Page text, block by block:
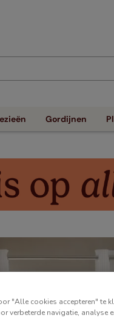
Gordijnen
"Alle cookies accepteren" te
verbeterde navigatie, analyse